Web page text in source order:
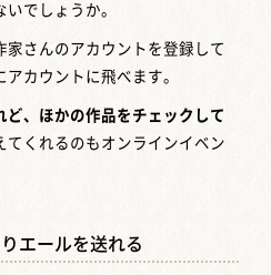
でしょうか。
家さんのアカウントを登録して
カウントに飛べます。
ど、ほかの作品をチェックして
てくれるのもオンラインイベン
エールを送れる